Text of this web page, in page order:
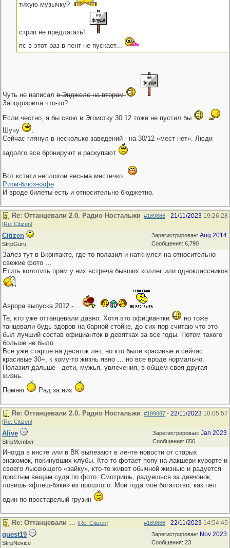
тихую музычку?
стрип не предлагать!
пс в этот раз в пент не пускает...
Чуть не написал в Энджелс на втором
Заподозрила что-то?
Если честно, я бы свою в Эгоистку 30.12 тоже не пустил бы
Шучу
.
Сейчас глянул в несколько заведений - на 30/12 «мест нет». Люди
задолго все бронируют и раскупают
Вот кстати неплохое весьма местечко
Ритм-блюз-кафе
И вроде билеты есть и относительно бюджетно.
#189886 - 21/11/2023 19:26:28
Re: Оттанцевали 2.0. Радио Ностальжи
[Re: Citizen]
Зарегистрирован: Aug 2014
Сообщения: 6,790
Citizen
StripGuru
Залез тут в Вконтакте, где-то полазил и наткнулся на относительно
свежие фото …
Етить колотить прям у них встреча бывших коллег или одноклассников
Аврора выпуска 2012 -…
Те, кто уже оттанцевали давно. Хотя это официантки
но тоже
танцевали будь здоров на барной стойке, до сих пор считаю что это
был лучший состав официанток в девятках за все годы. Потом такого
больше не было.
Все уже старше на десяток лет, но кто были красивые и сейчас
красивые 30+, к кому-то жизнь явно … но все вроде нормально.
Полазил дальше - дети, мужья, увлечения, в общем своя другая
жизнь.
Помню
Рад за них
#189887 - 22/11/2023 10:05:57
Re: Оттанцевали 2.0. Радио Ностальжи
[Re: Citizen]
Зарегистрирован: Jan 2023
Сообщения: 656
Alive
StripMember
Иногда в инсте или в ВК вылезают в ленте новости от старых
знакомок, покинувших клубы. Кто-то фотает попу на лакшери курорте и
своего лысеющего «зайку», кто-то живет обычной жизнью и радуется
простым вещам судя по фото. Смотришь, радуешься за девчонок,
ловишь «флеш-бэки» из прошлого. Мои года моё богатство, как пел
один по престарелый грузин
#189888 - 22/11/2023 14:54:45
Re: Оттанцевали … [Re: Citizen]
Зарегистрирован: Nov 2023
Сообщения: 23
guest19
StripNovice